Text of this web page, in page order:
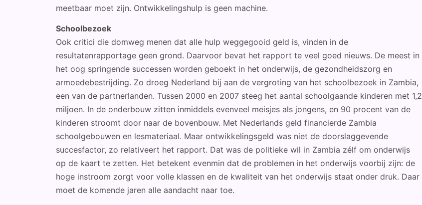
meetbaar moet zijn. Ontwikkelingshulp is geen machine.
Schoolbezoek
Ook critici die domweg menen dat alle hulp weggegooid geld is, vinden in de
resultatenrapportage geen grond. Daarvoor bevat het rapport te veel goed nieuws. De meest in
het oog springende successen worden geboekt in het onderwijs, de gezondheidszorg en
armoedebestrijding. Zo droeg Nederland bij aan de vergroting van het schoolbezoek in Zambia,
een van de partnerlanden. Tussen 2000 en 2007 steeg het aantal schoolgaande kinderen met 1,2
miljoen. In de onderbouw zitten inmiddels evenveel meisjes als jongens, en 90 procent van de
kinderen stroomt door naar de bovenbouw. Met Nederlands geld financierde Zambia
schoolgebouwen en lesmateriaal. Maar ontwikkelingsgeld was niet de doorslaggevende
succesfactor, zo relativeert het rapport. Dat was de politieke wil in Zambia zélf om onderwijs
op de kaart te zetten. Het betekent evenmin dat de problemen in het onderwijs voorbij zijn: de
hoge instroom zorgt voor volle klassen en de kwaliteit van het onderwijs staat onder druk. Daar
moet de komende jaren alle aandacht naar toe.